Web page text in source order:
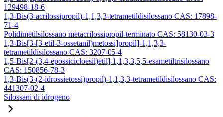
129498-18-6
1,3-Bis(3-acrilossipropil)-1,1,3,3-tetrametildisilossano CAS: 17898-
71-4
Polidimetilsilossano metacrilossipropil-terminato CAS: 58130-03-3
1,3-Bis[3-[3-etil-3-ossetanil)metossi]propil]-1,1,3,3-
tetrametildisilossano CAS: 3207-05-4
1,5-Bis[2-(3,4-epossicicloesil)etil]-1,1,3,3,5,5-esametiltrisilossano
CAS: 150856-78-3
1,3-Bis(3-(2-idrossietossi)propil)-1,1,3,3-tetrametildisilossano CAS:
441307-02-4
Silossani di idrogeno